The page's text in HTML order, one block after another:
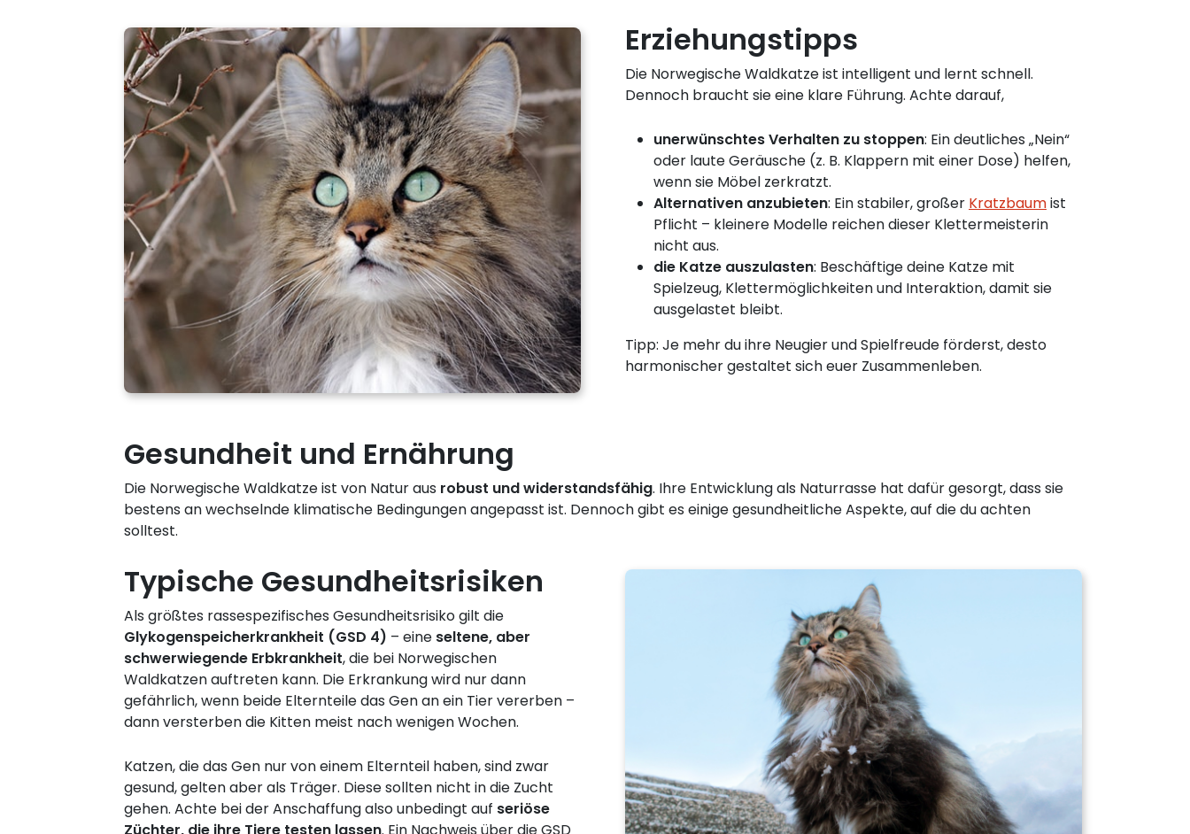
Erziehungstipps
Die Norwegische Waldkatze ist intelligent und lernt schnell.
Dennoch braucht sie eine klare Führung. Achte darauf,
unerwünschtes Verhalten zu stoppen: Ein deutliches „Nein“
oder laute Geräusche (z. B. Klappern mit einer Dose) helfen,
wenn sie Möbel zerkratzt.
Alternativen anzubieten: Ein stabiler, großer Kratzbaumist
Pflicht – kleinere Modelle reichen dieser Klettermeisterin
nicht aus.
die Katze auszulasten: Beschäftige deine Katze mit
Spielzeug, Klettermöglichkeiten und Interaktion, damit sie
ausgelastet bleibt.
Tipp: Je mehr du ihre Neugier und Spielfreude förderst, desto
harmonischer gestaltet sich euer Zusammenleben.
Gesundheit und Ernährung
Die Norwegische Waldkatze ist von Natur aus robust und widerstandsfähig. Ihre Entwicklung als Naturrasse hat dafür gesorgt, dass sie
bestens an wechselnde klimatische Bedingungen angepasst ist. Dennoch gibt es einige gesundheitliche Aspekte, auf die du achten
solltest.
Typische Gesundheitsrisiken
Als größtes rassespezifisches Gesundheitsrisiko gilt die
Glykogenspeicherkrankheit (GSD 4) – eine seltene, aber
schwerwiegende Erbkrankheit, die bei Norwegischen
Waldkatzen auftreten kann. Die Erkrankung wird nur dann
gefährlich, wenn beide Elternteile das Gen an ein Tier vererben –
dann versterben die Kitten meist nach wenigen Wochen.
Katzen, die das Gen nur von einem Elternteil haben, sind zwar
gesund, gelten aber als Träger. Diese sollten nicht in die Zucht
gehen. Achte bei der Anschaffung also unbedingt auf seriöse
Züchter, die ihre Tiere testen lassen. Ein Nachweis über die GSD